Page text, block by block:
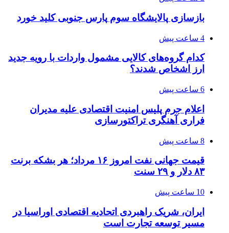
بازسازی پالایشگاه سوم پارس جنوبی کلید خورد
4 ساعت پیش
کدام گروه‌های کالایی مشمول واردات با رویه جدید
ارز اشخاص شدند؟
6 ساعت پیش
اعلام جرم پلیس امنیت اقتصادی علیه مدیران
فراری آهنگری تراکتورسازی
8 ساعت پیش
قیمت جهانی نفت امروز ۱۶ مرداد؛ هر بشکه برنت
۸۳ دلار و ۲۹ سنت
10 ساعت پیش
ایران، شریک راهبردی اتحادیه اقتصادی اوراسیا در
مسیر توسعه تجارت است